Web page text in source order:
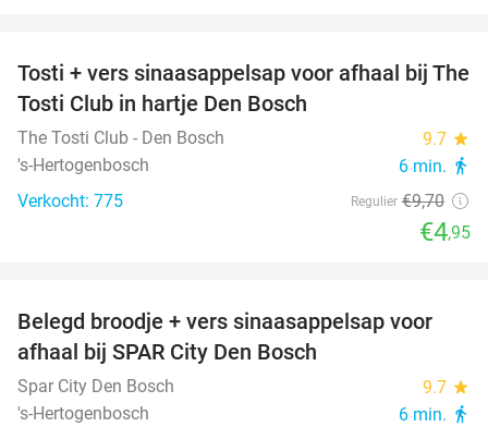
49%
Tosti + vers sinaasappelsap voor afhaal bij The
Tosti Club in hartje Den Bosch
The Tosti Club - Den Bosch 9.7 star
's-Hertogenbosch 6 min. directions_walk
Verkocht: 775 Regulier €9,70
€4,95
37%
Belegd broodje + vers sinaasappelsap voor
afhaal bij SPAR City Den Bosch
Spar City Den Bosch 9.7 star
's-Hertogenbosch 6 min. directions_walk